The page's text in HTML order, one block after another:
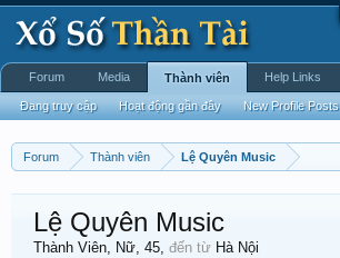
Forum Thành viên Lệ Quyên Music
Lệ Quyên Music
Thành Viên, Nữ, 45, đến từ Hà Nội
Forum Media Thành viên
Đang truy cập Hoạt động gần đây New Profile Posts
Help Links